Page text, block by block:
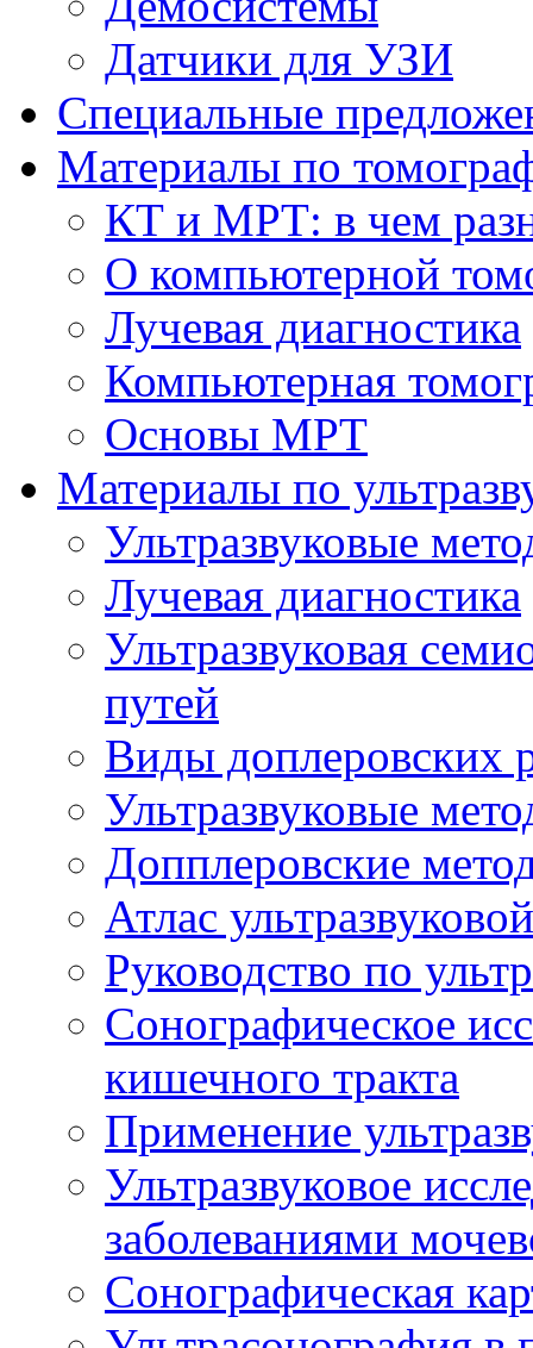
Датчики для УЗИ
Cпециальные
Материалы по
КТ и МРТ: в чем
О компьютерной
Лучевая диагностика
Компьютерная
Основы МРТ
Материалы по
Ультразвуковые
Лучевая диагностика
Ультразвуковая
путей
Виды доплеровских
Ультразвуковые
Допплеровские
Атлас
Руководство по
Сонографическое
кишечного тракта
Применение
Ультразвуковое
заболеваниями
Сонографическая